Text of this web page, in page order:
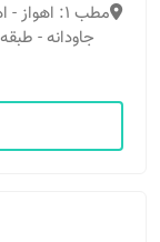
جاودانه - طبقه ۲ - واحد ۵ - موسسه ره پویان طب وقانون